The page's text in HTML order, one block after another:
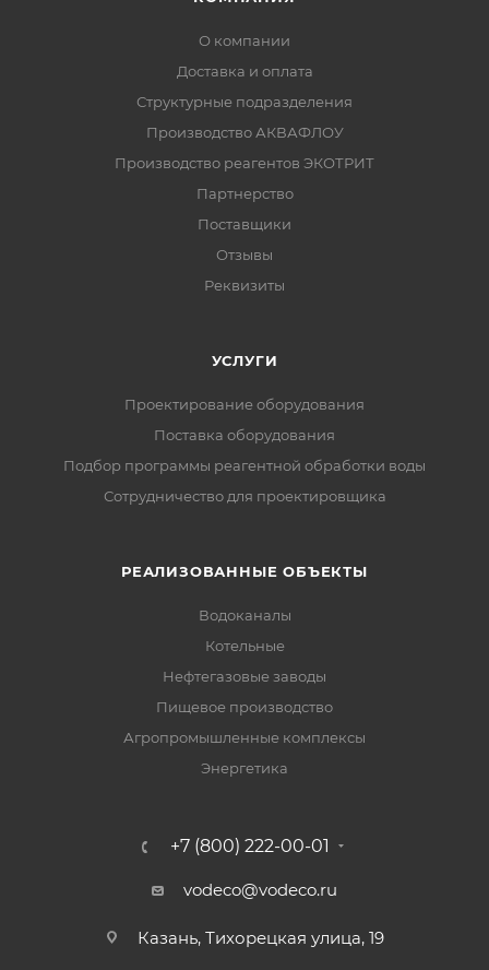
О компании
Доставка и оплата
Структурные подразделения
Производство АКВАФЛОУ
Производство реагентов ЭКОТРИТ
Партнерство
Поставщики
Отзывы
Реквизиты
УСЛУГИ
Проектирование оборудования
Поставка оборудования
Подбор программы реагентной обработки воды
Сотрудничество для проектировщика
РЕАЛИЗОВАННЫЕ ОБЪЕКТЫ
Водоканалы
Котельные
Нефтегазовые заводы
Пищевое производство
Агропромышленные комплексы
Энергетика
+7 (800) 222-00-01
vodeco@vodeco.ru
Казань, Тихорецкая улица, 19